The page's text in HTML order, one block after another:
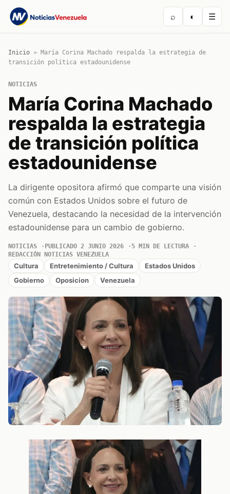
⌕ ◐ ☰
Inicio » María Corina Machado respalda la estrategia de
transición política estadounidense
NOTICIAS
María Corina Machado
respalda la estrategia
de transición política
estadounidense
La dirigente opositora afirmó que comparte una visión
común con Estados Unidos sobre el futuro de
Venezuela, destacando la necesidad de la intervención
estadounidense para un cambio de gobierno.
NOTICIAS PUBLICADO 2 JUNIO 2026
5 MIN DE LECTURA
REDACCIÓN NOTICIAS VENEZUELA
Cultura Entretenimiento / Cultura
Estados Unidos
Gobierno
Oposicion Venezuela